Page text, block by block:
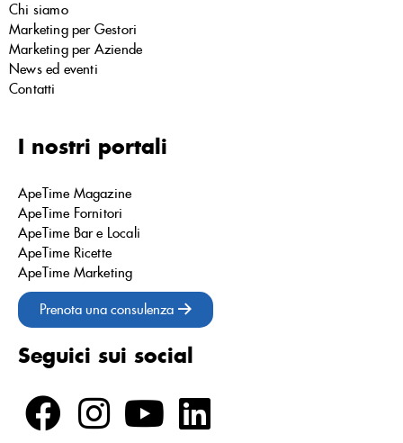
Chi siamo
Marketing per Gestori
Marketing per Aziende
News ed eventi
Contatti
I nostri portali
ApeTime Magazine
ApeTime Fornitori
ApeTime Bar e Locali
ApeTime Ricette
ApeTime Marketing
Prenota una consulenza
Seguici sui social